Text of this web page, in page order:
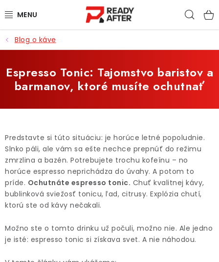
na
KÁVA
SYPANÉ ČAJE
CASCARA
POCHUTINY
PRE DETI
ZĽAVNENÉ PRODUKTY
DARČEKOVÉ BALENIA
Blog o káve
Espresso Tonic: Tajomstvo baristov a
barmanov, ktoré musíte ochutnať
Predstavte si túto situáciu: je horúce letné popoludnie.
Slnko páli, ale vám sa ešte nechce prepnúť do režimu
zmrzlina a bazén. Potrebujete trochu kofeínu – no
horúce espresso neprichádza do úvahy. A potom to
príde. Ochutnáte espresso tonic. Chuť kvalitnej kávy,
bublinková sviežosť tonicu, ľad, citrusy. Explózia chutí,
ktorú ste od kávy nečakali.
Možno ste o tomto drinku už počuli, možno nie. Ale jedno
je isté: espresso tonic si získava svet. A nie náhodou.